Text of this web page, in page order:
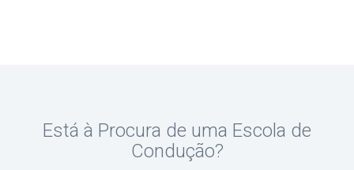
Está à Procura de uma Escola de
Condução?